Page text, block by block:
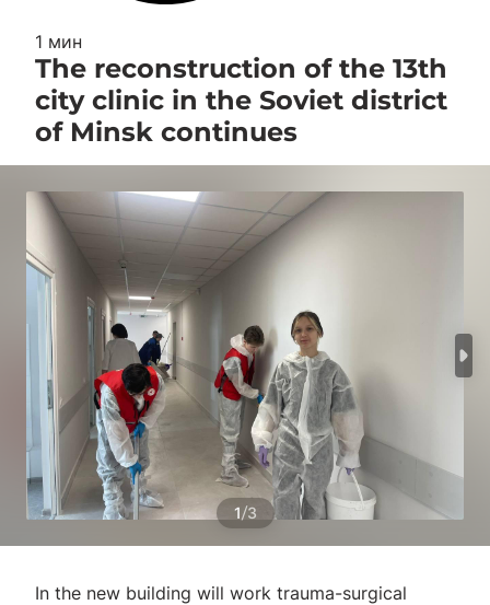
1 мин
The reconstruction of the 13th
city clinic in the Soviet district
of Minsk continues
1/3
In the new building will work trauma-surgical